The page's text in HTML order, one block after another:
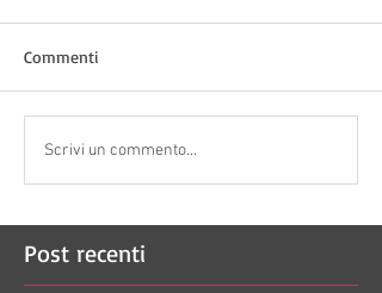
Commenti
Scrivi un commento...
Post recenti